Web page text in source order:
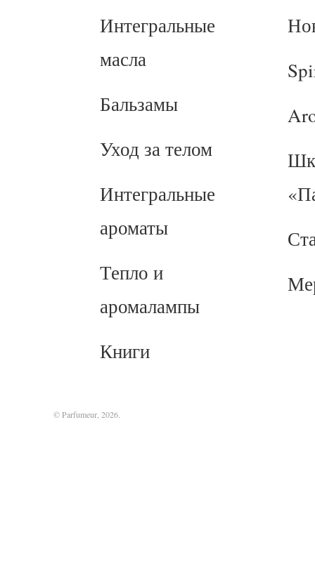
Интегральные
масла
Бальзамы
Уход за телом
Интегральные
ароматы
Тепло и
аромалампы
Книги
© Parfumeur, 2026.